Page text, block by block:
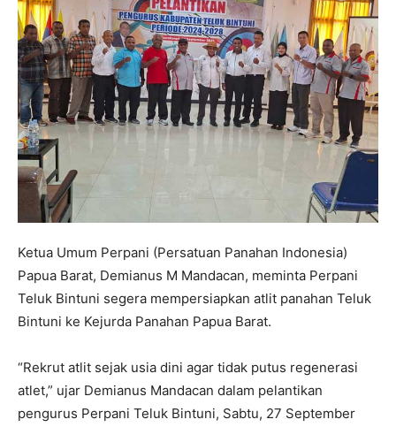
Ketua Umum Perpani (Persatuan Panahan Indonesia)
Papua Barat, Demianus M Mandacan, meminta Perpani
Teluk Bintuni segera mempersiapkan atlit panahan Teluk
Bintuni ke Kejurda Panahan Papua Barat.
“Rekrut atlit sejak usia dini agar tidak putus regenerasi
atlet,” ujar Demianus Mandacan dalam pelantikan
pengurus Perpani Teluk Bintuni, Sabtu, 27 September